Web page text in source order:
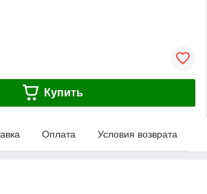
Купить
Оплата Условия возврата